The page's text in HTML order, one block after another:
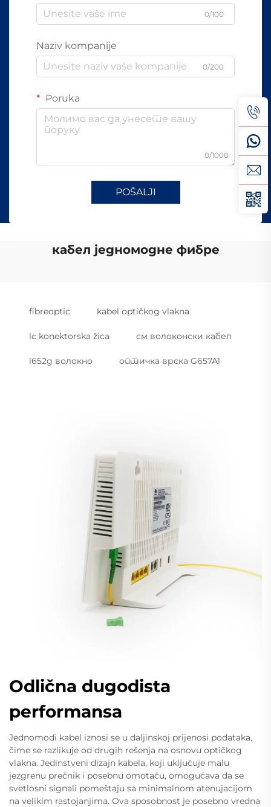
0/100
Naziv kompanije
0/200
Poruka
0/1000
POŠALJI
кабел једномодне фибре
fibreoptic kabel optičkog vlakna
lc konektorska žica см волоконски кабел
г652д волокно оптичка врска G657A1
Odlična dugodista
performansa
Jednomodi kabel iznosi se u daljinskoj prijenosi podataka,
čime se razlikuje od drugih rešenja na osnovu optičkog
vlakna. Jedinstveni dizajn kabela, koji uključuje malu
jezgrenu prečnik i posebnu omotaču, omogućava da se
svetlosni signali pomeštaju sa minimalnom atenujacijom
na velikim rastojanjima. Ova sposobnost je posebno vredna